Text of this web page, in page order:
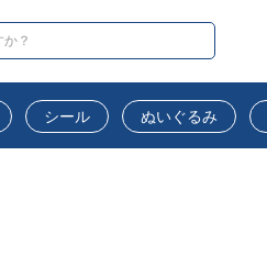
シール ぬいぐるみ